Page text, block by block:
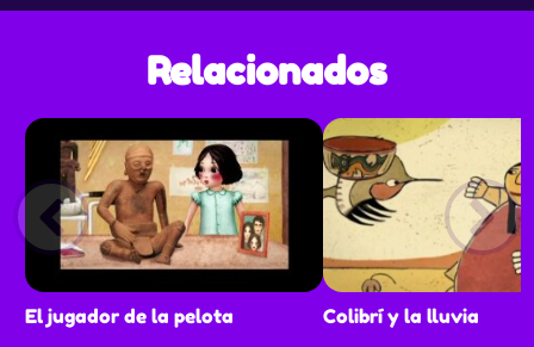
Relacionados
El jugador de la pelota Colibrí y la lluvia